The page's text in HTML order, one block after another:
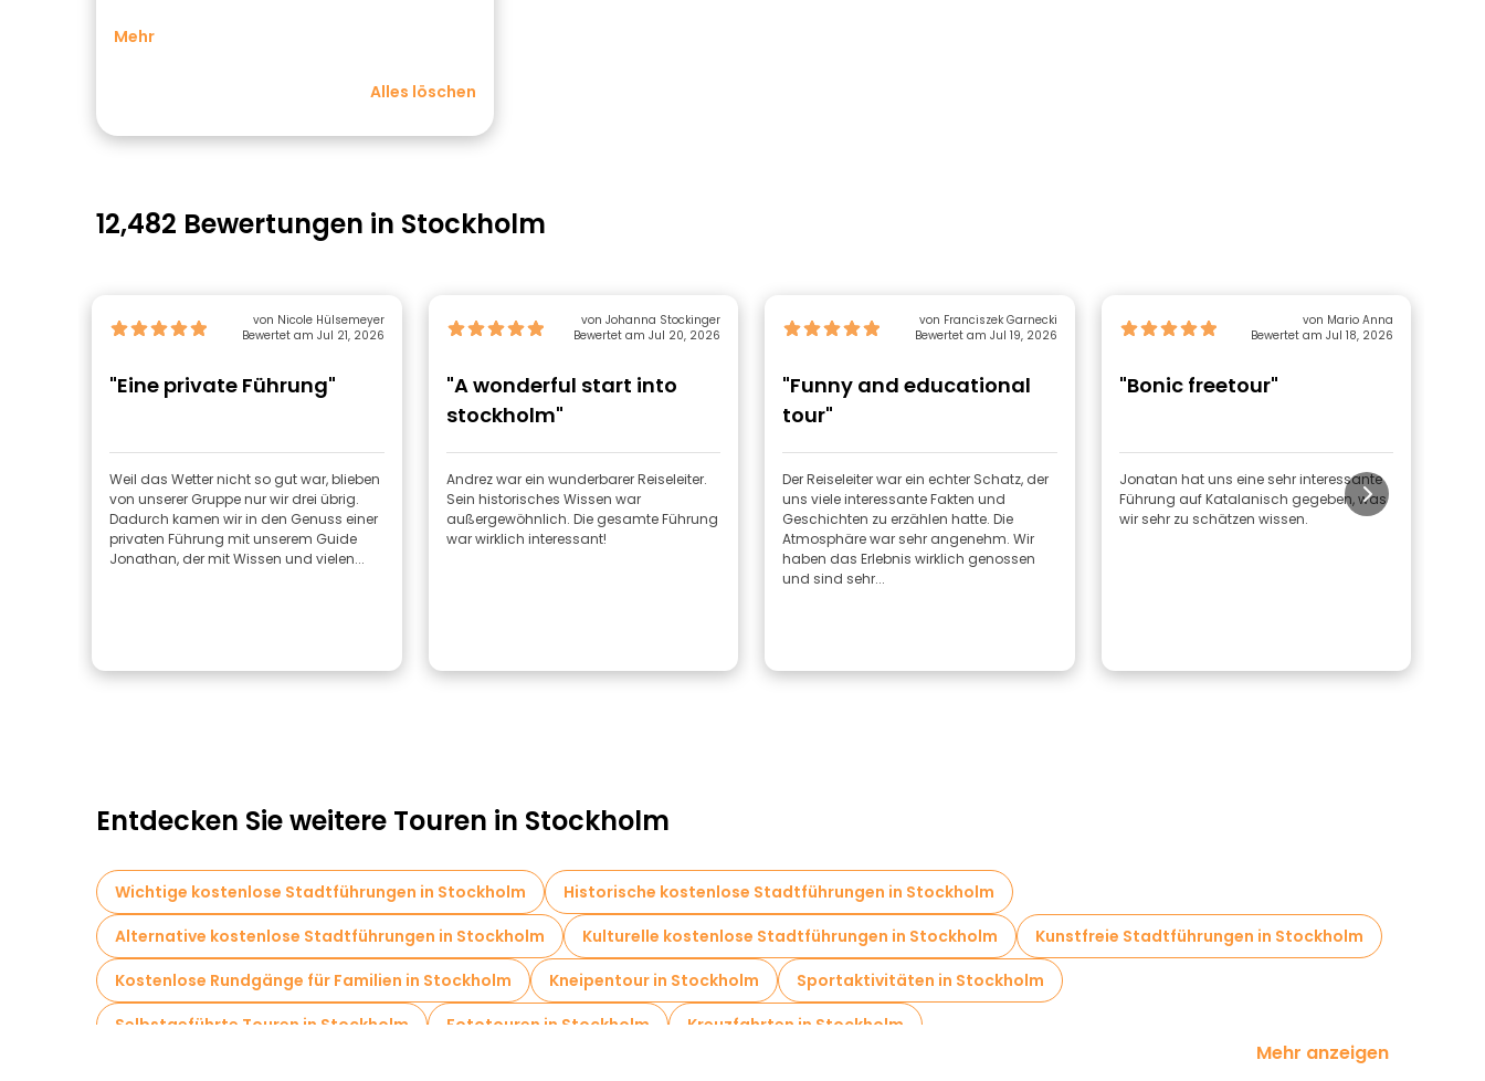
Mehr
Alles löschen
12,482 Bewertungen in Stockholm
von Nicole Hülsemeyer
Bewertet am Jul 21, 2026
"Eine private Führung"
Weil das Wetter nicht so gut war, blieben
von unserer Gruppe nur wir drei übrig.
Dadurch kamen wir in den Genuss einer
privaten Führung mit unserem Guide
Jonathan, der mit Wissen und vielen...
von Johanna Stockinger
Bewertet am Jul 20, 2026
"A wonderful start into
stockholm"
Andrez war ein wunderbarer Reiseleiter.
Sein historisches Wissen war
außergewöhnlich. Die gesamte Führung
war wirklich interessant!
von Franciszek Garnecki
Bewertet am Jul 19, 2026
"Funny and educational
tour"
Der Reiseleiter war ein echter Schatz, der
uns viele interessante Fakten und
Geschichten zu erzählen hatte. Die
Atmosphäre war sehr angenehm. Wir
haben das Erlebnis wirklich genossen
und sind sehr...
von Mario Anna
Bewertet am Jul 18, 2026
"Bonic freetour"
Jonatan hat uns eine sehr interessante
Führung auf Katalanisch gegeben, was
wir sehr zu schätzen wissen.
Entdecken Sie weitere Touren in Stockholm
Wichtige kostenlose Stadtführungen in Stockholm
Historische kostenlose Stadtführungen in Stockholm
Alternative kostenlose Stadtführungen in Stockholm
Kulturelle kostenlose Stadtführungen in Stockholm
Kunstfreie Stadtführungen in Stockholm
Kostenlose Rundgänge für Familien in Stockholm
Kneipentour in Stockholm
Sportaktivitäten in Stockholm
Selbstgeführte Touren in Stockholm
Fototouren in Stockholm
Kreuzfahrten in Stockholm
Mehr anzeigen